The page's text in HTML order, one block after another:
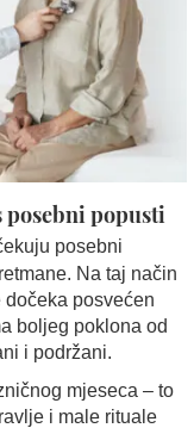
posebni popusti
posebni
Na taj način
posvećen
boljeg poklona od
i podržani.
mjeseca – to
i male rituale